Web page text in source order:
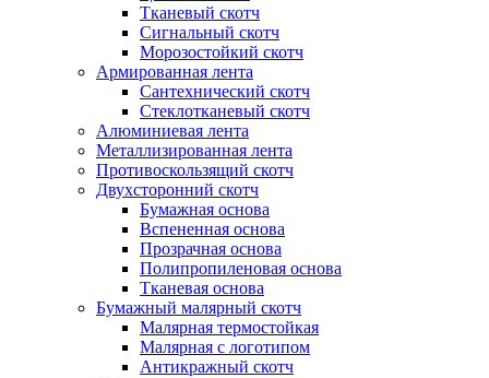
Тканевый скотч
Сигнальный скотч
Морозостойкий скотч
Армированная лента
Сантехнический скотч
Стеклотканевый скотч
Алюминиевая лента
Металлизированная лента
Противоскользящий скотч
Двухсторонний скотч
Бумажная основа
Вспененная основа
Прозрачная основа
Полипропиленовая основа
Тканевая основа
Бумажный малярный скотч
Малярная термостойкая
Малярная с логотипом
Антикражный скотч